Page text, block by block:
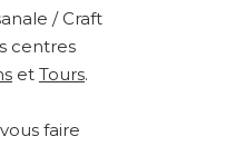
/ Craft
centres
et Tours.
faire